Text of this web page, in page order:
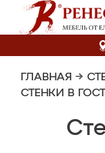
ГЛАВНАЯ →
СТЕНКИ В